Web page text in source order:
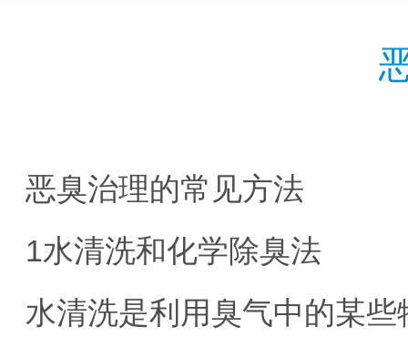
恶臭治理的常见方法
1水清洗和化学除臭法
水清洗是利用臭气中的某